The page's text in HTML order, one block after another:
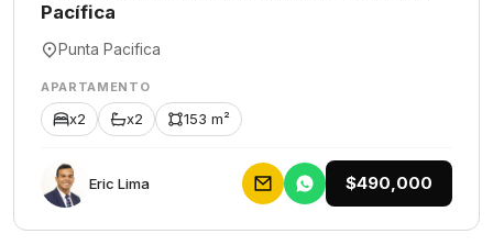
Pacífica
Punta Pacifica
APARTAMENTO
x2 x2 153 m²
Eric Lima $490,000